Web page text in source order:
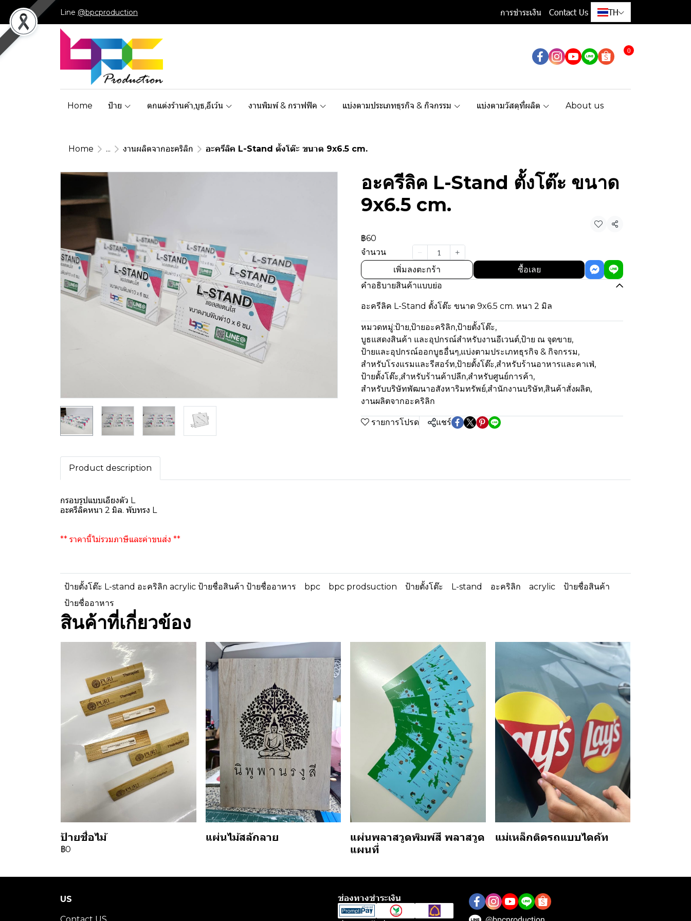
Line @bpcproduction การชำระเงิน Contact Us TH
0
Home ป้าย ตกแต่งร้านค้า,บูธ,อีเว้น งานพิมพ์ & กราฟฟิค แบ่งตามประเภทธุรกิจ & กิจกรรม แบ่งตามวัสดุที่ผลิต About us
Home ... งานผลิตจากอะคริลิก อะครีลิค L-Stand ตั้งโต๊ะ ขนาด 9x6.5 cm.
อะครีลิค L-Stand ตั้งโต๊ะ ขนาด
9x6.5 cm.
แชร์
฿60
จำนวน
เพิ่มลงตะกร้า ซื้อเลย
คำอธิบายสินค้าแบบย่อ
อะครีลิค L-Stand ตั้งโต๊ะ ขนาด 9x6.5 cm. หนา 2 มิล
หมวดหมู่:ป้าย,ป้ายอะคริลิก,ป้ายตั้งโต๊ะ,
บูธแสดงสินค้า และอุปกรณ์สำหรับงานอีเวนต์,ป้าย ณ จุดขาย,
ป้ายและอุปกรณ์ออกบูธอื่นๆ,แบ่งตามประเภทธุรกิจ & กิจกรรม,
สำหรับโรงแรมและรีสอร์ท,ป้ายตั้งโต๊ะ,สำหรับร้านอาหารและคาเฟ่,
ป้ายตั้งโต๊ะ,สำหรับร้านค้าปลีก,สำหรับศูนย์การค้า,
สำหรับบริษัทพัฒนาอสังหาริมทรัพย์,สำนักงานบริษัท,สินค้าสั่งผลิต,
งานผลิตจากอะคริลิก
รายการโปรด แชร์
Product description
กรอบรูปแบบเอียงตัว L
อะครีลิคหนา 2 มิล. พับทรง L
** ราคานี้ไม่รวมภาษีและค่าขนส่ง **
ป้ายตั้งโต๊ะ L-stand อะคริลิก acrylic ป้ายชื่อสินค้า ป้ายชื่ออาหาร bpc bpc prodsuction ป้ายตั้งโต๊ะ L-stand อะคริลิก acrylic
ป้ายชื่อสินค้า
ป้ายชื่ออาหาร
สินค้าที่เกี่ยวข้อง
ป้ายชื่อไม้
฿0
แผ่นไม้สลักลาย
แผ่นพลาสวูดพิมพ์สี พลาสวูด
แผนที่
แม่เหล็กติดรถแบบไดคัท
US ช่องทางชำระเงิน